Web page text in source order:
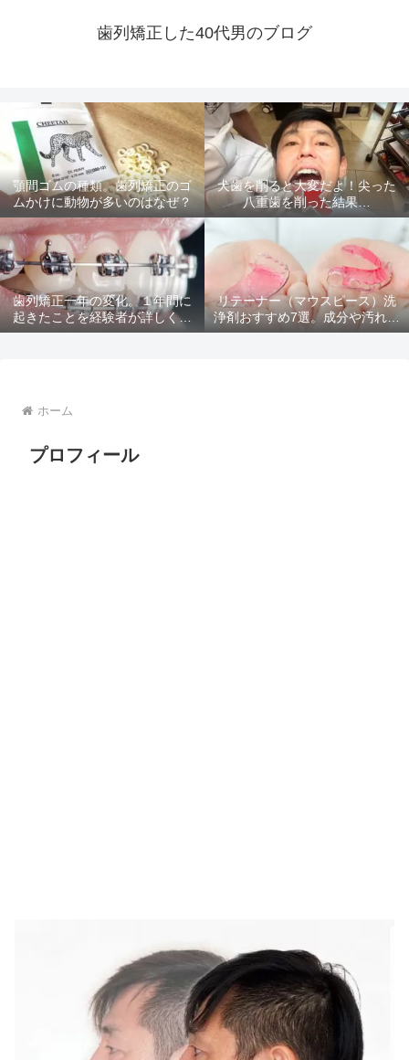
歯列矯正した40代男のブログ
顎間ゴムの種類。歯列矯正のゴ
ムかけに動物が多いのはなぜ？
犬歯を削ると大変だよ！尖った
八重歯を削った結果…
歯列矯正一年の変化。１年間に
起きたことを経験者が詳しく解
説
リテーナー（マウスピース）洗
浄剤おすすめ7選。成分や汚れ落
ちを比較
ホーム
プロフィール